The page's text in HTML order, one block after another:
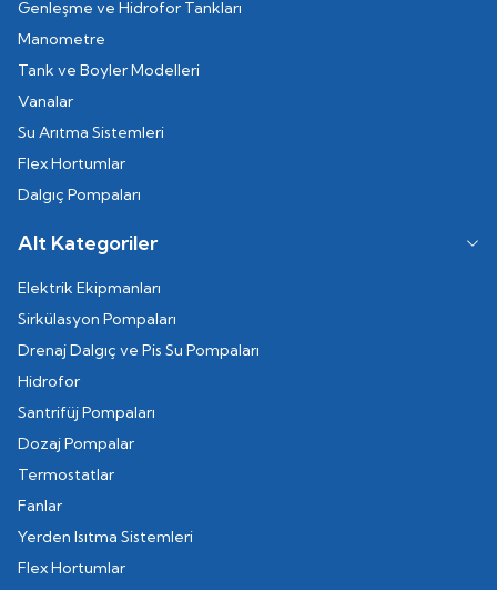
Genleşme ve Hidrofor Tankları
Manometre
Tank ve Boyler Modelleri
Vanalar
Su Arıtma Sistemleri
Flex Hortumlar
Dalgıç Pompaları
Alt Kategoriler
Elektrik Ekipmanları
Sirkülasyon Pompaları
Drenaj Dalgıç ve Pis Su Pompaları
Hidrofor
Santrifüj Pompaları
Dozaj Pompalar
Termostatlar
Fanlar
Yerden Isıtma Sistemleri
Flex Hortumlar